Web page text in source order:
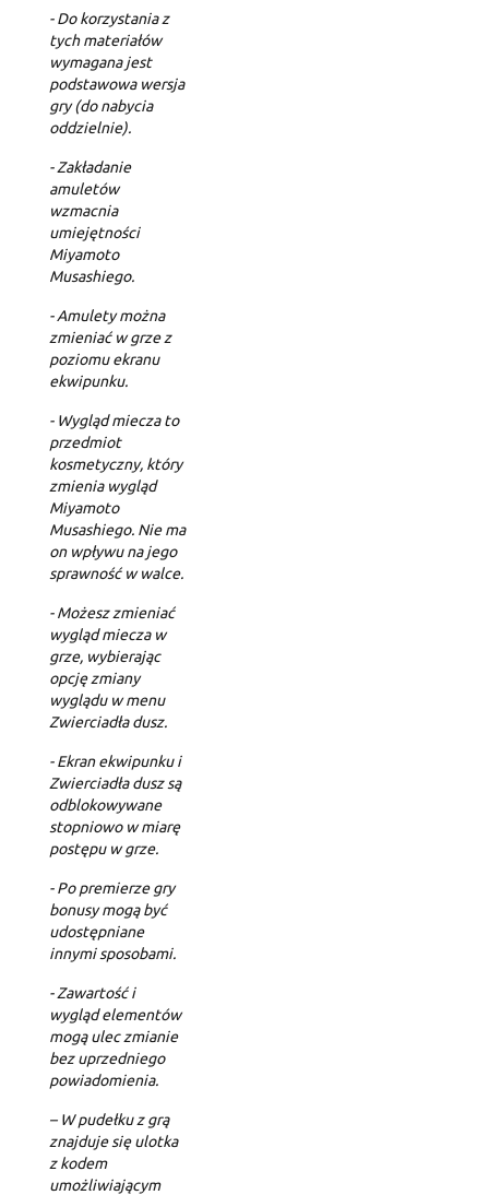
- Do korzystania z
tych materiałów
wymagana jest
podstawowa wersja
gry (do nabycia
oddzielnie).
- Zakładanie
amuletów
wzmacnia
umiejętności
Miyamoto
Musashiego.
- Amulety można
zmieniać w grze z
poziomu ekranu
ekwipunku.
- Wygląd miecza to
przedmiot
kosmetyczny, który
zmienia wygląd
Miyamoto
Musashiego. Nie ma
on wpływu na jego
sprawność w walce.
- Możesz zmieniać
wygląd miecza w
grze, wybierając
opcję zmiany
wyglądu w menu
Zwierciadła dusz.
- Ekran ekwipunku i
Zwierciadła dusz są
odblokowywane
stopniowo w miarę
postępu w grze.
- Po premierze gry
bonusy mogą być
udostępniane
innymi sposobami.
- Zawartość i
wygląd elementów
mogą ulec zmianie
bez uprzedniego
powiadomienia.
– W pudełku z grą
znajduje się ulotka
z kodem
umożliwiającym